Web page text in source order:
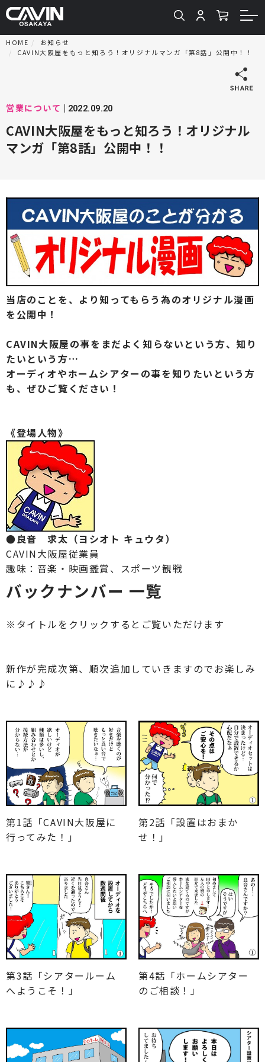
HOME
お知らせ
CAVIN大阪屋をもっと知ろう！オリジナルマンガ「第8話」公開中！！
営業について 2022.09.20
CAVIN大阪屋をもっと知ろう！オリジナル
マンガ「第8話」公開中！！
当店のことを、より知ってもらう為のオリジナル漫画
を公開中！
CAVIN大阪屋の事をまだよく知らないという方、知り
たいという方…
オーディオやホームシアターの事を知りたいという方
も、ぜひご覧ください！
《登場人物》
●良音 求太（ヨシオト キュウタ）
CAVIN大阪屋従業員
趣味：音楽・映画鑑賞、スポーツ観戦
バックナンバー 一覧
※タイトルをクリックするとご覧いただけます
新作が完成次第、順次追加していきますのでお楽しみ
に♪♪♪
第1話「CAVIN大阪屋に
行ってみた！」
第2話「設置はおまか
せ！」
第3話「シアタールーム
へようこそ！」
第4話「ホームシアター
のご相談！」